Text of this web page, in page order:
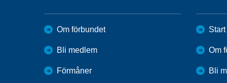
Om förbundet
Bli medlem
Förmåner
Start
Om
Bli